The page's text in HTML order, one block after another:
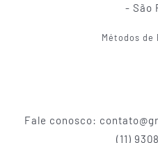
- São
Métodos de
Fale conosco:
(11)